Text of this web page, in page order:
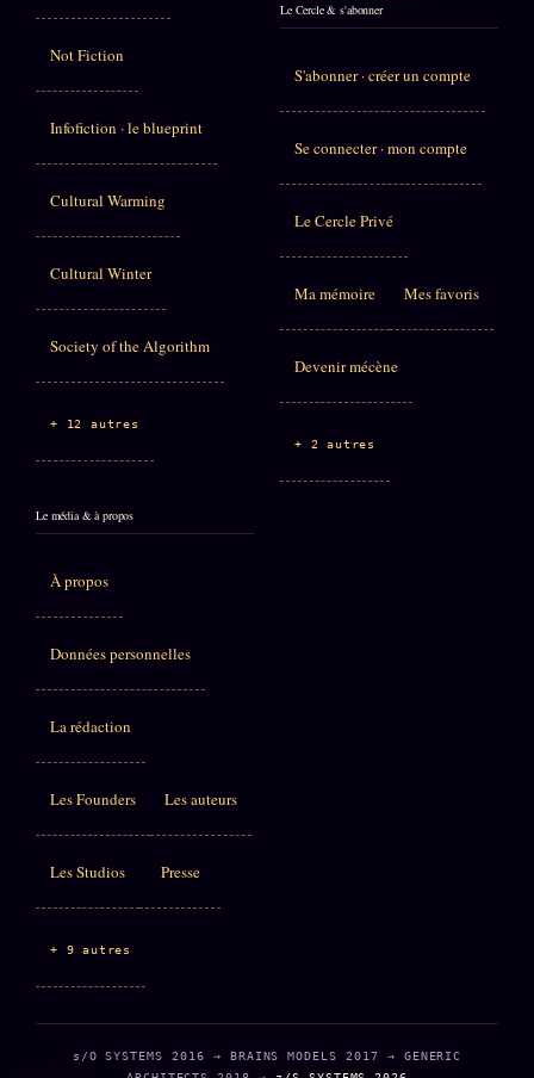
Not Fiction
Infofiction · le blueprint
Cultural Warming
Cultural Winter
Society of the Algorithm
+ 12 autres
Le Cercle & s'abonner
S'abonner · créer un compte
Se connecter · mon compte
Le Cercle Privé
Ma mémoire Mes favoris
Devenir mécène
+ 2 autres
Le média & à propos
À propos
Données personnelles
La rédaction
Les Founders Les auteurs
Les Studios Presse
+ 9 autres
s/O SYSTEMS 2016 → BRAINS MODELS 2017 → GENERIC